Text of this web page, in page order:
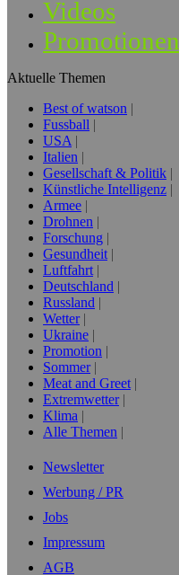
Videos
Promotionen
Aktuelle Themen
Best of watson
Fussball
USA
Italien
Gesellschaft & Politik
Künstliche Intelligenz
Armee
Drohnen
Forschung
Gesundheit
Luftfahrt
Deutschland
Russland
Wetter
Ukraine
Promotion
Sommer
Meat and Greet
Extremwetter
Klima
Alle Themen
Newsletter
Werbung / PR
Jobs
Impressum
AGB